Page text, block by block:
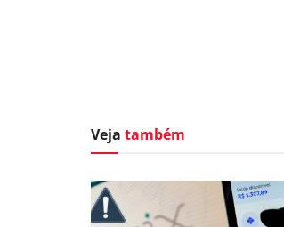
Veja também